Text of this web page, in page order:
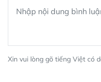
Xin vui lòng gõ tiếng Việt có